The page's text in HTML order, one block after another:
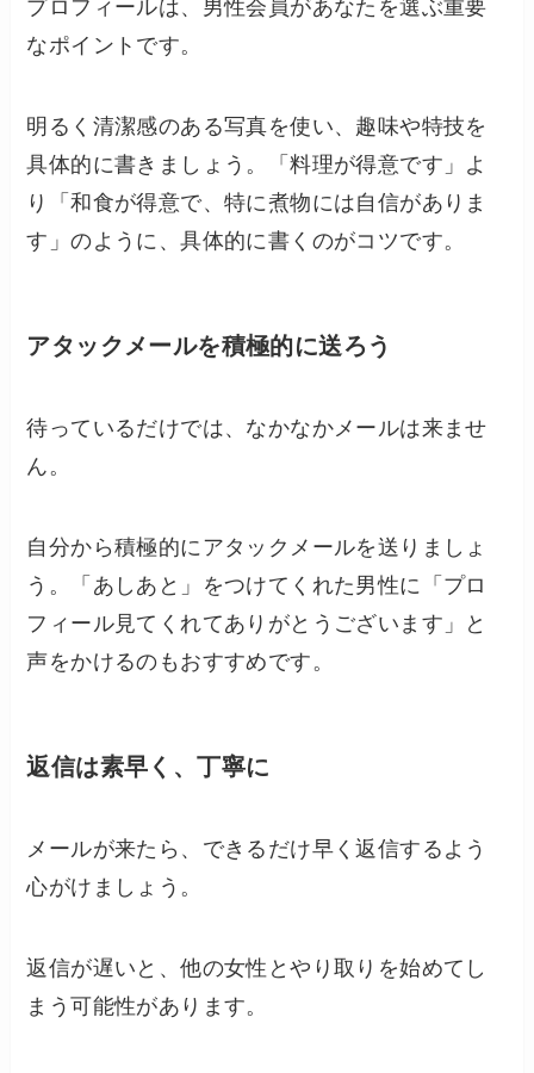
プロフィールは、男性会員があなたを選ぶ重要
なポイントです。
明るく清潔感のある写真を使い、趣味や特技を
具体的に書きましょう。「料理が得意です」よ
り「和食が得意で、特に煮物には自信がありま
す」のように、具体的に書くのがコツです。
アタックメールを積極的に送ろう
待っているだけでは、なかなかメールは来ませ
ん。
自分から積極的にアタックメールを送りましょ
う。「あしあと」をつけてくれた男性に「プロ
フィール見てくれてありがとうございます」と
声をかけるのもおすすめです。
返信は素早く、丁寧に
メールが来たら、できるだけ早く返信するよう
心がけましょう。
返信が遅いと、他の女性とやり取りを始めてし
まう可能性があります。